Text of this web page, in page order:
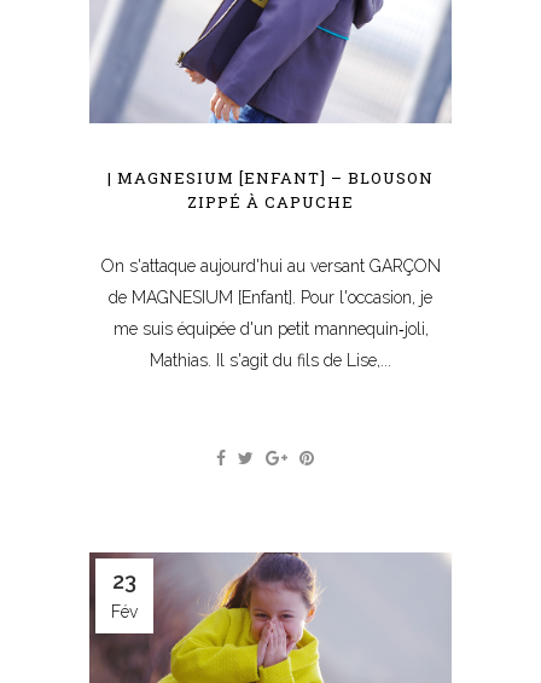
| MAGNESIUM [ENFANT] – BLOUSON
ZIPPÉ À CAPUCHE
On s'attaque aujourd'hui au versant GARÇON
de MAGNESIUM [Enfant]. Pour l'occasion, je
me suis équipée d'un petit mannequin‐joli,
Mathias. Il s'agit du fils de Lise,...
23
Fév